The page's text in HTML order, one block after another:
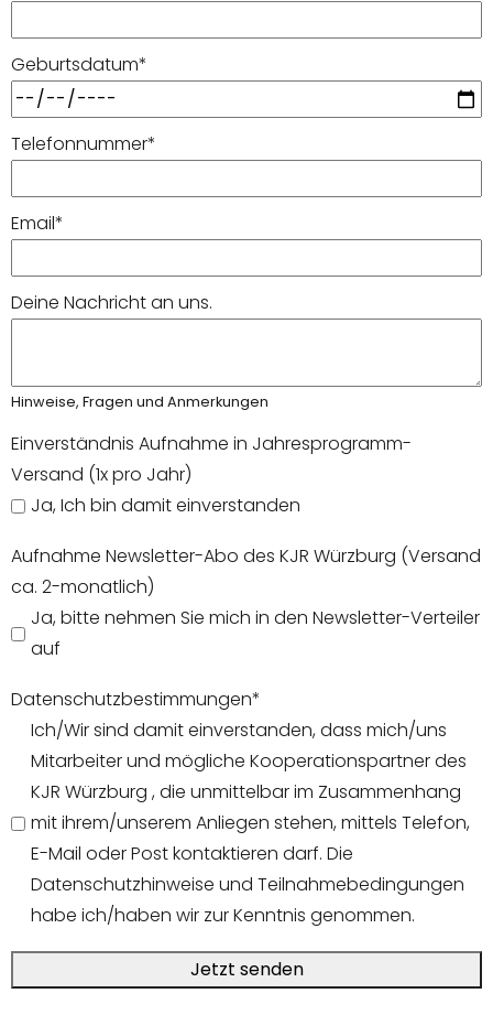
Geburtsdatum*
Telefonnummer*
Email*
Deine Nachricht an uns.
Hinweise, Fragen und Anmerkungen
Einverständnis Aufnahme in Jahresprogramm-
Versand (1x pro Jahr)
Ja, Ich bin damit einverstanden
Aufnahme Newsletter-Abo des KJR Würzburg (Versand
ca. 2-monatlich)
Ja, bitte nehmen Sie mich in den Newsletter-Verteiler
auf
Datenschutzbestimmungen*
Ich/Wir sind damit einverstanden, dass mich/uns
Mitarbeiter und mögliche Kooperationspartner des
KJR Würzburg , die unmittelbar im Zusammenhang
mit ihrem/unserem Anliegen stehen, mittels Telefon,
E-Mail oder Post kontaktieren darf. Die
Datenschutzhinweise und Teilnahmebedingungen
habe ich/haben wir zur Kenntnis genommen.
Jetzt senden